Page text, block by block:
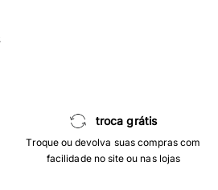
troca grátis
Troque ou devolva suas compras com
facilidade no site ou nas lojas